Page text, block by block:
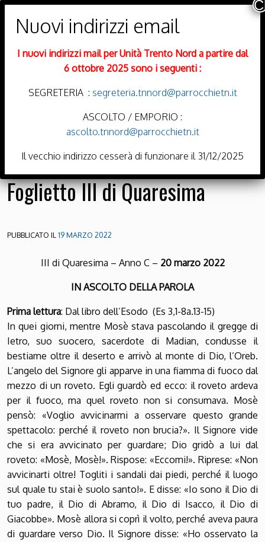
Trento Nord
DIOCESI DI TRENTO
Foglietto III di Quaresima
PUBBLICATO IL19 MARZO 2022
III di Quaresima – Anno C – 20 marzo 2022
IN ASCOLTO DELLA PAROLA
Prima lettura: Dal libro dell’Esodo (Es 3,1-8a.13-15)
In quei giorni, mentre Mosè stava pascolando il gregge di
Ietro, suo suocero, sacerdote di Madian, condusse il
bestiame oltre il deserto e arrivò al monte di Dio, l’Oreb.
L’angelo del Signore gli apparve in una fiamma di fuoco dal
mezzo di un roveto. Egli guardò ed ecco: il roveto ardeva
per il fuoco, ma quel roveto non si consumava. Mosè
pensò: «Voglio avvicinarmi a osservare questo grande
spettacolo: perché il roveto non brucia?». Il Signore vide
che si era avvicinato per guardare; Dio gridò a lui dal
roveto: «Mosè, Mosè!». Rispose: «Eccomi!». Riprese: «Non
avvicinarti oltre! Togliti i sandali dai piedi, perché il luogo
sul quale tu stai è suolo santo!». E disse: «Io sono il Dio di
tuo padre, il Dio di Abramo, il Dio di Isacco, il Dio di
Giacobbe». Mosè allora si coprì il volto, perché aveva paura
di guardare verso Dio. Il Signore disse: «Ho osservato la
I nuovi indirizzi mail per Unità Trento Nord a partire dal
6 ottobre 2025 sono i seguenti :
SEGRETERIA : segreteria.tnnord@parrocchietn.it
ASCOLTO / EMPORIO :
ascolto.tnnord@parrocchietn.it
Il vecchio indirizzo cesserà di funzionare il 31/12/2025